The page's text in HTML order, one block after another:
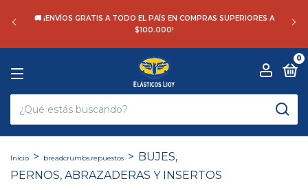
💸 10% OFF PAGANDO POR TRANSFERENCIA BANCARIA
0
Inicio > breadcrumbs.repuestos > BUJES,
PERNOS, ABRAZADERAS Y INSERTOS